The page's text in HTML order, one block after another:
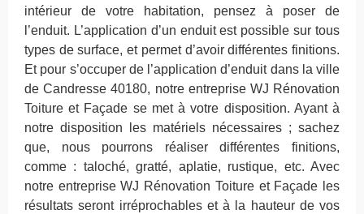
intérieur de votre habitation, pensez à poser de
l’enduit. L’application d’un enduit est possible sur tous
types de surface, et permet d’avoir différentes finitions.
Et pour s’occuper de l’application d’enduit dans la ville
de Candresse 40180, notre entreprise WJ Rénovation
Toiture et Façade se met à votre disposition. Ayant à
notre disposition les matériels nécessaires ; sachez
que, nous pourrons réaliser différentes finitions,
comme : taloché, gratté, aplatie, rustique, etc. Avec
notre entreprise WJ Rénovation Toiture et Façade les
résultats seront irréprochables et à la hauteur de vos